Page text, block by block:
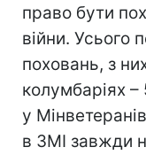
право бути
війни. Усього
поховань, з
колумбаріях
у
в ЗМІ завжди